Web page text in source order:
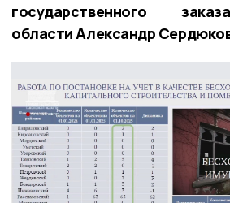
государственного
области Александр